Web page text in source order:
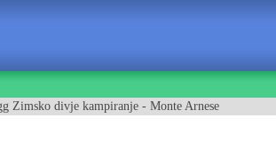
Zimsko divje kampiranje - Monte Arnese